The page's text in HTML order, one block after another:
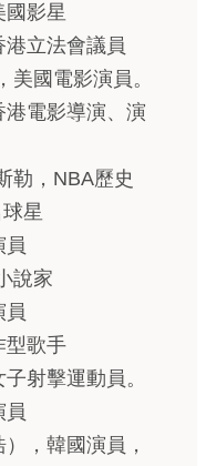
影星
立法會議員
國電影演員。
電影導演、演
勒，NBA歷史
星
說家
歌手
射擊運動員。
，韓國演員，